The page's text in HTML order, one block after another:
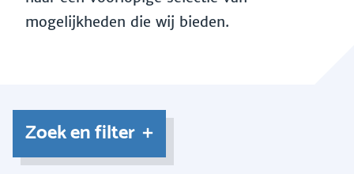
mogelijkheden die wij bieden.
Zoek en filter